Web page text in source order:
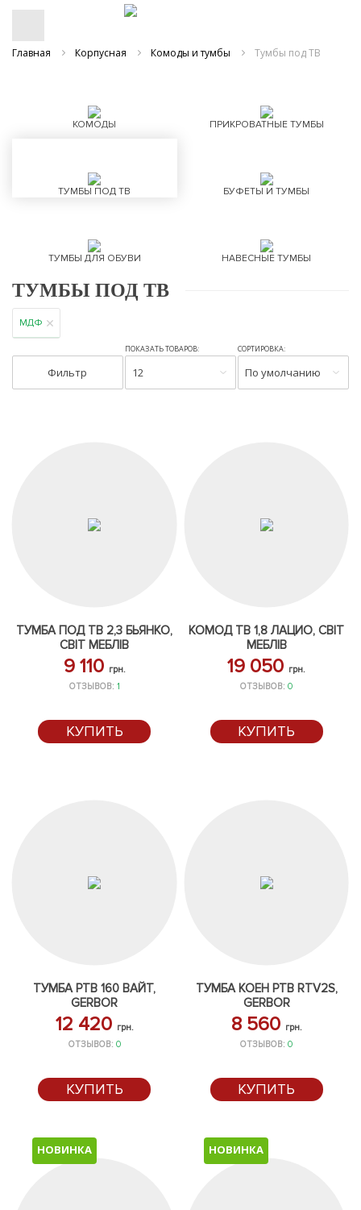
Главная Корпусная Комоды и тумбы Тумбы под ТВ
КОМОДЫ ПРИКРОВАТНЫЕ ТУМБЫ
ТУМБЫ ПОД ТВ БУФЕТЫ И ТУМБЫ
ТУМБЫ ДЛЯ ОБУВИ НАВЕСНЫЕ ТУМБЫ
ТУМБЫ ПОД ТВ
МДФ
Фильтр
ПОКАЗАТЬ ТОВАРОВ:
12
СОРТИРОВКА:
По умолчанию
ТУМБА ПОД ТВ 2,3 БЬЯНКО,
СВІТ МЕБЛІВ
9 110 грн.
ОТЗЫВОВ: 1
КУПИТЬ
КОМОД ТВ 1,8 ЛАЦИО, СВІТ
МЕБЛІВ
19 050 грн.
ОТЗЫВОВ:0
КУПИТЬ
ТУМБА РТВ 160 ВАЙТ,
GERBOR
12 420 грн.
ОТЗЫВОВ: 0
КУПИТЬ
ТУМБА КОЕН РТВ RTV2S,
GERBOR
8 560 грн.
ОТЗЫВОВ:0
КУПИТЬ
НОВИНКА НОВИНКА